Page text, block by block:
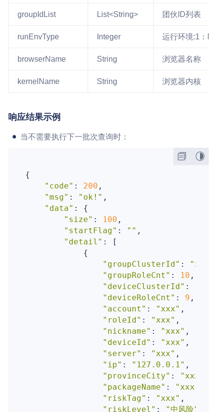
groupIdList List<String> 团伙ID列表
runEnvType Integer 运行环境:1：
browserName String 浏览器名称
kernelName String 浏览器内核
响应结果示例
当不需要执行下一批次查询时：
{
"code" : 200 ,
"msg" : "ok!" ,
"data" : {
"size" : 100 ,
"startFlag" : "" ,
"detail" : [
            {
"groupClusterId" : "xxx"
"groupRoleCnt" : 10 ,
"deviceClusterId" :
"deviceRoleCnt" : 9 ,
"account" : "xxx" ,
"roleId" : "xxx" ,
"nickname" : "xxx" ,
"deviceId" : "xxx" ,
"server" : "xxx" ,
"ip" : "127.0.0.1" ,
"provinceCity" : "xxx"
"packageName" : "xxx"
"riskTag" : "xxx" ,
"riskLevel" : "中风险"